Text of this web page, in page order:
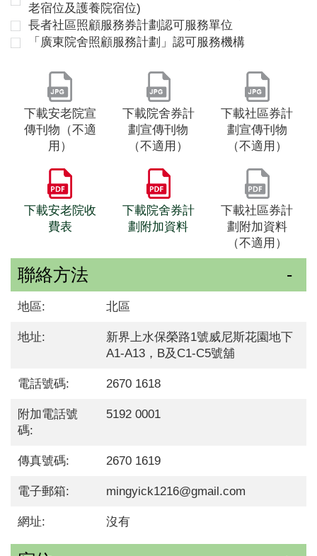
老宿位及護養院宿位)
長者社區照顧服務券計劃認可服務單位
「廣東院舍照顧服務計劃」認可服務機構
下載安老院宣
傳刊物（不適
用）
下載院舍券計
劃宣傳刊物
（不適用）
下載社區券計
劃宣傳刊物
（不適用）
下載安老院收
費表
下載院舍券計
劃附加資料
下載社區券計
劃附加資料
（不適用）
聯絡方法
地區: 北區
地址:
新界上水保榮路1號威尼斯花園地下
A1-A13，B及C1-C5號舖
電話號碼: 2670 1618
附加電話號
碼:
5192 0001
傳真號碼: 2670 1619
電子郵箱: mingyick1216@gmail.com
網址: 沒有